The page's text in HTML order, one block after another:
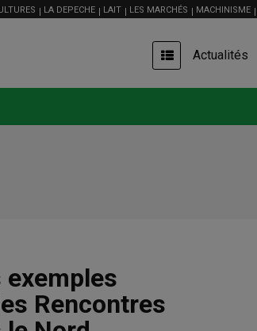
LA DEPECHE LAIT LES MARCHÉS MACHINISME
Actualités
Rencontres